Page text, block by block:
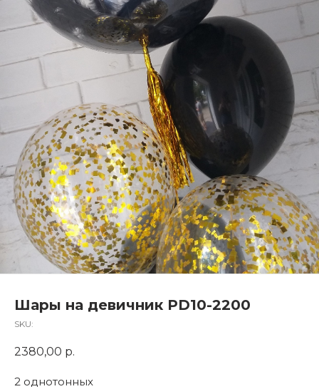
Шары на девичник PD10-2200
SKU:
2380,00 р.
2 однотонных